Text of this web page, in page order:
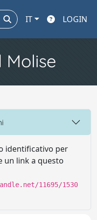
IT LOGIN
identificativo per
un link a questo
11695/1530